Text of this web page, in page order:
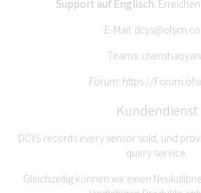
Support auf Englisch.
E-Mail:
Teams:
Forum: https://
Kundendienst
DCYS records every sensor sold, und
query service.
Gleichzeitig können wir einen